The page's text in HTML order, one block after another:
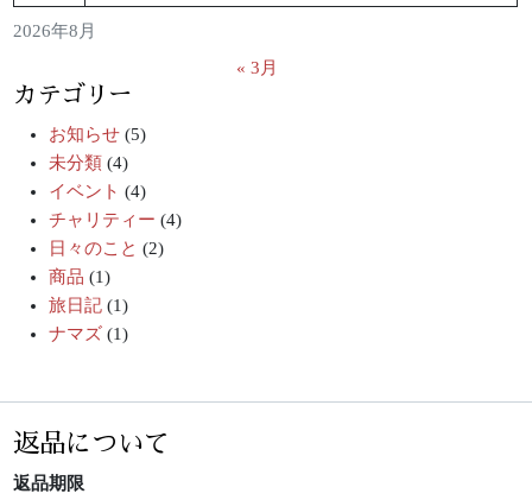
2026年8月
« 3月
カテゴリー
お知らせ (5)
未分類 (4)
イベント (4)
チャリティー (4)
日々のこと (2)
商品 (1)
旅日記 (1)
ナマズ (1)
返品について
返品期限